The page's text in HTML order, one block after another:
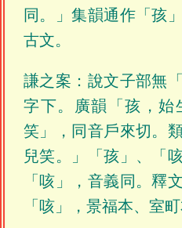
同。」集韻通作「孩
古文。
謙之案：說文子部無
字下。廣韻「孩，始
笑」，同音戶來切。
兒笑。」「孩」、「
「咳」，音義同。釋
「咳」，景福本、室